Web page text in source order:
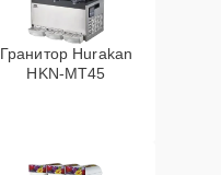
Гранитор Hurakan
HKN-MT45